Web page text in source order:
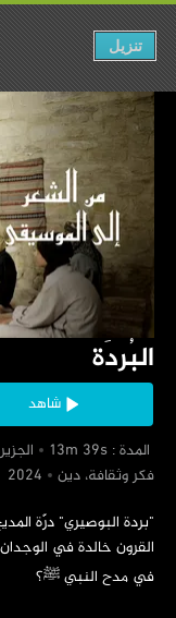
‏البُردَة
شاهد
‏ المدة : 13m 39s
‏فكر وثقافة، دين
في مدح النبي ﷺ؟
تنزيل